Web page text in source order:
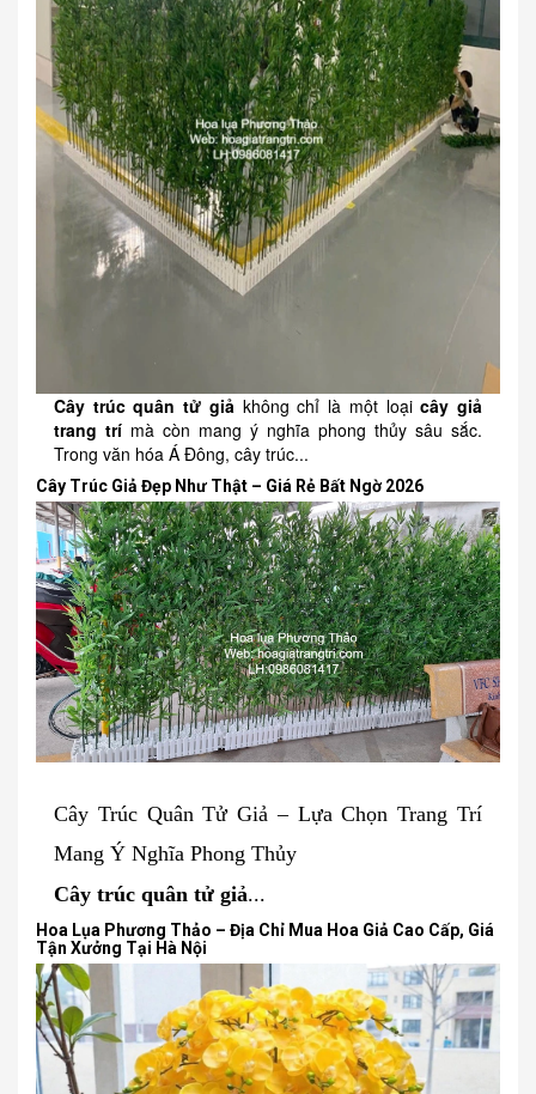
Cây trúc quân tử giảkhông chỉ là một loạicây giả
trang trí mà còn mang ý nghĩa phong thủy sâu sắc.
Trong văn hóa Á Đông, cây trúc...
Cây Trúc Giả Đẹp Như Thật – Giá Rẻ Bất Ngờ 2026
Cây Trúc Quân Tử Giả – Lựa Chọn Trang Trí
Mang Ý Nghĩa Phong Thủy
Cây trúc quân tử giả...
Hoa Lụa Phương Thảo – Địa Chỉ Mua Hoa Giả Cao Cấp, Giá
Tận Xưởng Tại Hà Nội